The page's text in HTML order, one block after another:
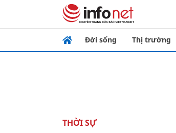
Đời sống Thị trường
THỜI SỰ